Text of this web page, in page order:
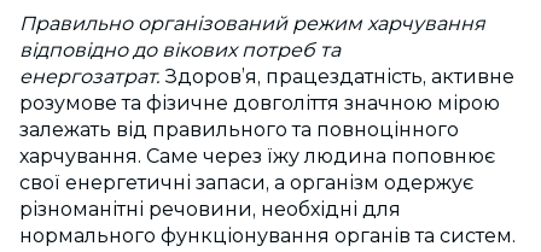
Правильно організований режим харчування
відповідно до вікових потреб та
енергозатрат. Здоров’я, працездатність, активне
розумове та фізичне довголіття значною мірою
залежать від правильного та повноцінного
харчування. Саме через їжу людина поповнює
свої енергетичні запаси, а організм одержує
різноманітні речовини, необхідні для
нормального функціонування органів та систем.